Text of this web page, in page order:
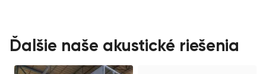
Ďalšie naše akustické riešenia